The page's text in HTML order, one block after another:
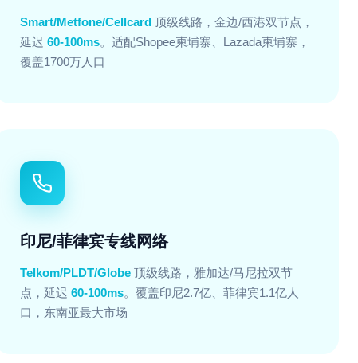
Smart/Metfone/Cellcard 顶级线路，金边/西港双节点，
延迟 60-100ms。适配Shopee柬埔寨、Lazada柬埔寨，
覆盖1700万人口
印尼/菲律宾专线网络
Telkom/PLDT/Globe 顶级线路，雅加达/马尼拉双节
点，延迟 60-100ms。覆盖印尼2.7亿、菲律宾1.1亿人
口，东南亚最大市场